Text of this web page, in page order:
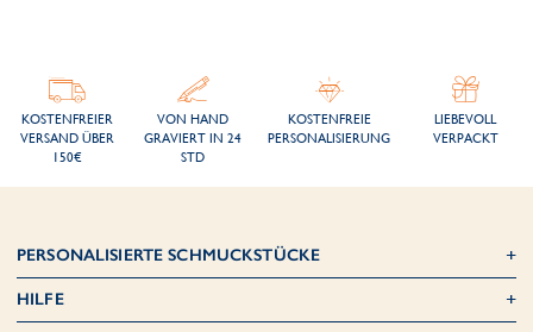
KOSTENFREIER
VERSAND ÜBER
150€
VON HAND
GRAVIERT IN 24
STD
KOSTENFREIE
PERSONALISIERUNG
LIEBEVOLL
VERPACKT
PERSONALISIERTE SCHMUCKSTÜCKE
HILFE